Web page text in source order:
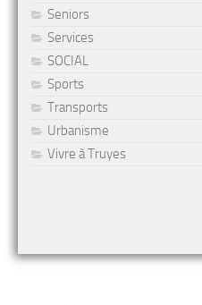
Seniors
Services
SOCIAL
Sports
Transports
Urbanisme
Vivre à Truyes